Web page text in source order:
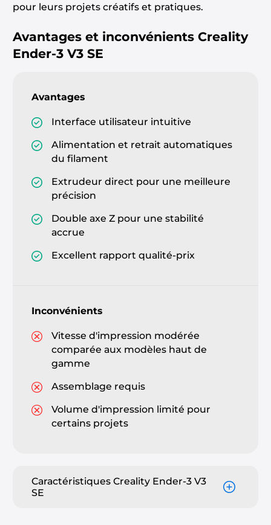
pour leurs projets créatifs et pratiques.
Avantages et inconvénients Creality
Ender-3 V3 SE
Avantages
Interface utilisateur intuitive
Alimentation et retrait automatiques
du filament
Extrudeur direct pour une meilleure
précision
Double axe Z pour une stabilité
accrue
Excellent rapport qualité-prix
Inconvénients
Vitesse d'impression modérée
comparée aux modèles haut de
gamme
Assemblage requis
Volume d'impression limité pour
certains projets
Caractéristiques Creality Ender-3 V3
SE